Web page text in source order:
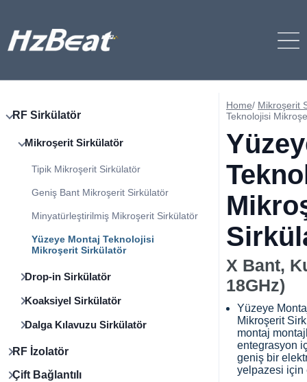
RF Sirkülatör
Mikroşerit Sirkülatör
Tipik Mikroşerit Sirkülatör
Geniş Bant Mikroşerit Sirkülatör
Minyatürleştirilmiş Mikroşerit Sirkülatör
Yüzeye Montaj Teknolojisi
Mikroşerit Sirkülatör
Drop-in Sirkülatör
Koaksiyel Sirkülatör
Dalga Kılavuzu Sirkülatör
RF İzolatör
Çift Bağlantılı
Home/ Mikroşerit
Teknolojisi
X Bant,
18GHz)
Yüzeye
Mikroşerit
montaj
entegrasyon
geniş bir
yelpazesi için